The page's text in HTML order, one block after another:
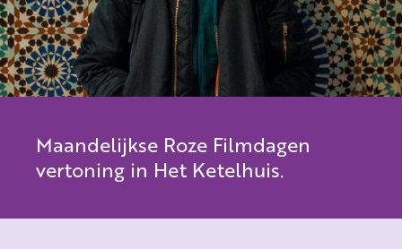
Maandelijkse Roze Filmdagen
vertoning in Het Ketelhuis.